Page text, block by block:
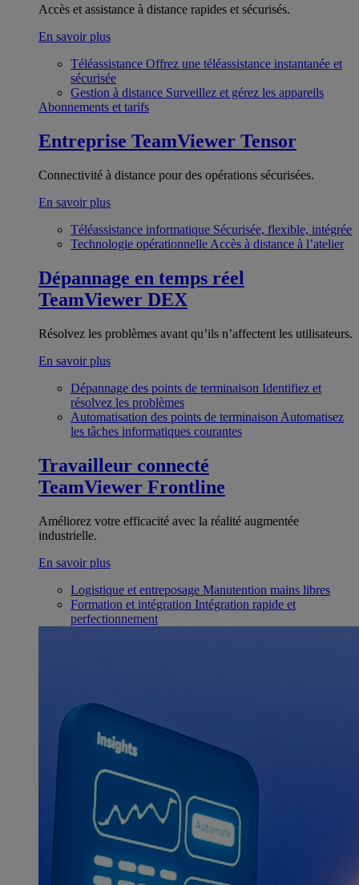
Accès et assistance à distance rapides et sécurisés.
En savoir plus
Téléassistance Offrez une téléassistance instantanée et
sécurisée
Gestion à distance Surveillez et gérez les appareils
Abonnements et tarifs
Entreprise TeamViewer Tensor
Connectivité à distance pour des opérations sécurisées.
En savoir plus
Téléassistance informatique Sécurisée, flexible, intégrée
Technologie opérationnelle Accès à distance à l’atelier
Dépannage en temps réel
TeamViewer DEX
Résolvez les problèmes avant qu’ils n’affectent les utilisateurs.
En savoir plus
Dépannage des points de terminaison Identifiez et
résolvez les problèmes
Automatisation des points de terminaison Automatisez
les tâches informatiques courantes
Travailleur connecté
TeamViewer Frontline
Améliorez votre efficacité avec la réalité augmentée
industrielle.
En savoir plus
Logistique et entreposage Manutention mains libres
Formation et intégration Intégration rapide et
perfectionnement